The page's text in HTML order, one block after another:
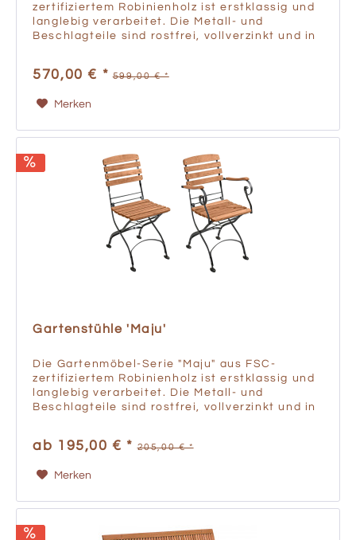
zertifiziertem Robinienholz ist erstklassig und
langlebig verarbeitet. Die Metall- und
Beschlagteile sind rostfrei, vollverzinkt und in
570,00 € * 599,00 € *
Merken
Gartenstühle 'Maju'
Die Gartenmöbel-Serie "Maju" aus FSC-
zertifiziertem Robinienholz ist erstklassig und
langlebig verarbeitet. Die Metall- und
Beschlagteile sind rostfrei, vollverzinkt und in
ab 195,00 € * 205,00 € *
Merken